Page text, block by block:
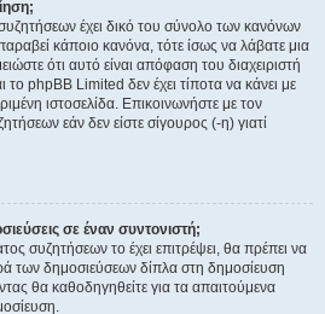
έχει δικό του σύνολο των κανόνων
κάποιο κανόνα, τότε ίσως να λάβατε μια
ότι αυτό είναι απόφαση του διαχειριστή
phpBB Limited δεν έχει τίποτα να κάνει με
ιστοσελίδα. Επικοινωνήστε με τον
εάν δεν είστε σίγουρος (-η) γιατί
σε έναν συντονιστή;
συζητήσεων το έχει επιτρέψει, θα πρέπει να
των δημοσιεύσεων δίπλα στη δημοσίευση
θα καθοδηγηθείτε για τα απαιτούμενα